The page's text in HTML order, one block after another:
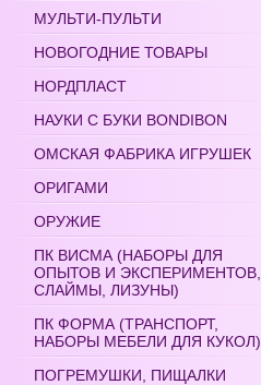
МУЛЬТИ-ПУЛЬТИ
НОВОГОДНИЕ ТОВАРЫ
НОРДПЛАСТ
НАУКИ С БУКИ BONDIBON
ОМСКАЯ ФАБРИКА ИГРУШЕК
ОРИГАМИ
ОРУЖИЕ
ПК ВИСМА (НАБОРЫ ДЛЯ
ОПЫТОВ И ЭКСПЕРИМЕНТОВ,
СЛАЙМЫ, ЛИЗУНЫ)
ПК ФОРМА (ТРАНСПОРТ,
НАБОРЫ МЕБЕЛИ ДЛЯ КУКОЛ)
ПОГРЕМУШКИ, ПИЩАЛКИ